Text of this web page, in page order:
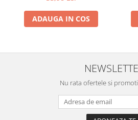
ADAUGA IN COS
Nu rata ofertele si